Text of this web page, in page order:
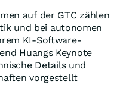
auf der GTC zählen
und bei autonomen
KI-Software-
Huangs Keynote
Details und
vorgestellt